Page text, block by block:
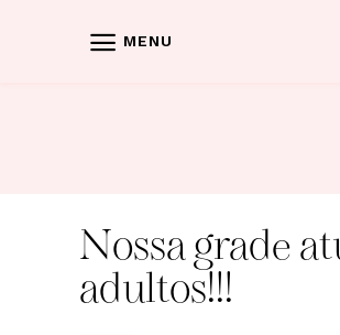
MENU
Nossa grade
adultos!!!